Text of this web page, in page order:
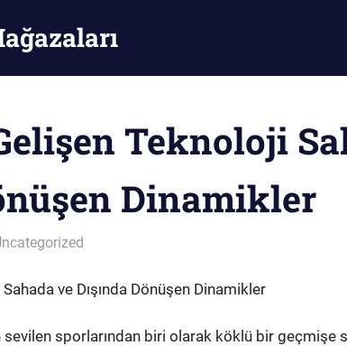
Teknoloji
Dinamikler
ve Dışında Dönüşen Dinamikler
sevilen sporlarından biri olarak köklü bir geçmişe